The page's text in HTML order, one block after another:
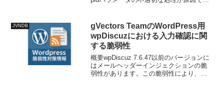
13T11:13:57+...
JVNDB
gVectors TeamのWordPress用
wpDiscuzにおける入力確認に関
する脆弱性
概要wpDiscuz 7.6.47以前のバージョンに
はメールヘッダーインジェクションの脆
弱性があります。この脆弱性により、攻